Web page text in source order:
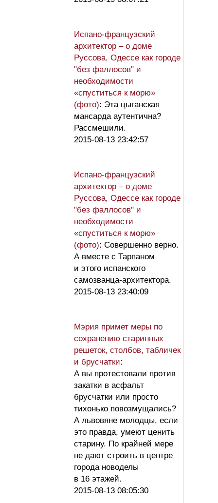
Испано-французский
архитектор – о доме
Руссова, Одессе как городе
"без фаллосов" и
необходимости
«спуститься к морю»
(фото): Эта цыганская
мансарда аутентична?
Рассмешили.
2015-08-13 23:42:57
Испано-французский
архитектор – о доме
Руссова, Одессе как городе
"без фаллосов" и
необходимости
«спуститься к морю»
(фото): Совершенно верно.
А вместе с Тарпаном
и этого испанского
самозванца-архитектора.
2015-08-13 23:40:09
Мэрия примет меры по
сохранению старинных
решеток, столбов, табличек
и брусчатки:
А вы протестовали против
закатки в асфальт
брусчатки или просто
тихонько повозмущались?
А львовяне молодцы, если
это правда, умеют ценить
старину. По крайней мере
не дают строить в центре
города новоделы
в 16 этажей.
2015-08-13 08:05:30